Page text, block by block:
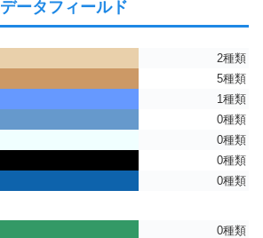
データフィールド
2種類
5種類
1種類
0種類
0種類
0種類
0種類
0種類